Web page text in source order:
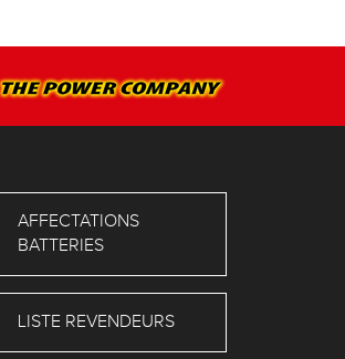
AFFECTATIONS
BATTERIES
LISTE REVENDEURS